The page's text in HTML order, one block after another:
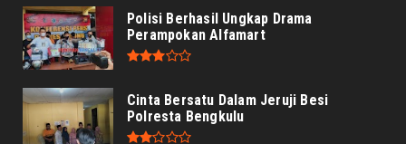
Polisi Berhasil Ungkap Drama
Perampokan Alfamart
Cinta Bersatu Dalam Jeruji Besi
Polresta Bengkulu